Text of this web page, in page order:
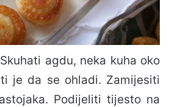
Skuhati agdu, neka kuha oko
je da se ohladi. Zamijesiti
Podijeliti tijesto na